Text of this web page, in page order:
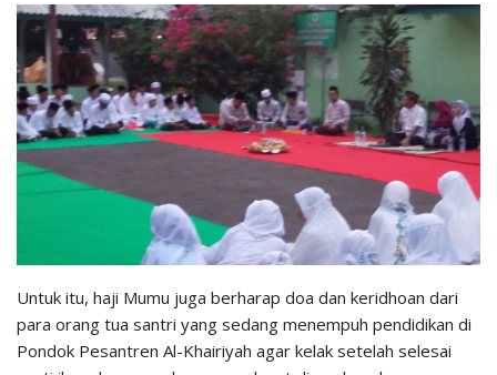
Untuk itu, haji Mumu juga berharap doa dan keridhoan dari
para orang tua santri yang sedang menempuh pendidikan di
Pondok Pesantren Al-Khairiyah agar kelak setelah selesai